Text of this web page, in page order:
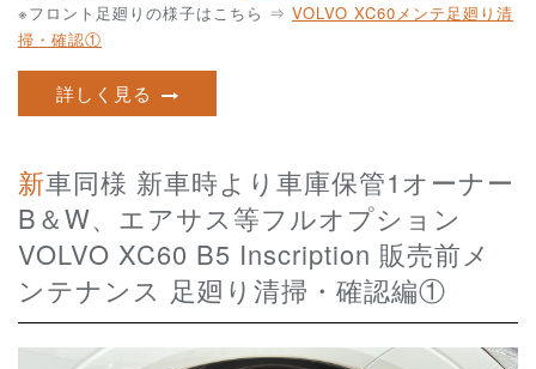
※フロント足廻りの様子はこちら ⇒ VOLVO XC60メンテ足廻り清
掃・確認①
詳しく見る
新車同様 新車時より車庫保管1オーナー
B＆W、エアサス等フルオプション
VOLVO XC60 B5 Inscription 販売前メ
ンテナンス 足廻り清掃・確認編①